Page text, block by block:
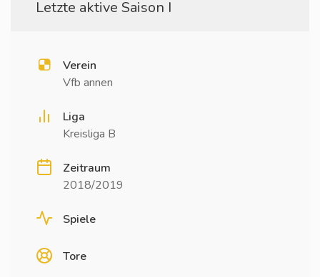
Letzte aktive Saison I
Verein
Vfb annen
Liga
Kreisliga B
Zeitraum
2018/2019
Spiele
Tore